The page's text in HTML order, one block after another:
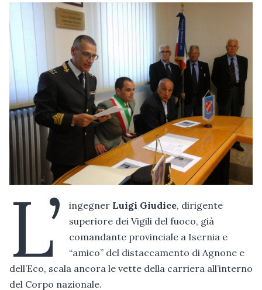
L’ ingegner Luigi Giudice, dirigente
superiore dei Vigili del fuoco, già
comandante provinciale a Isernia e
“amico” del distaccamento di Agnone e
dell’Eco, scala ancora le vette della carriera all’interno
del Corpo nazionale.